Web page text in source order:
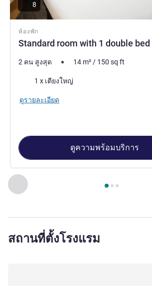
ก่อนหน้า - ห้องพัก
หน้า1 , ห้องพัก 1 : Standard room
ห้องพัก
Standard room with 1 double bed
8
2 คน สูงสุด 14 m²/ 150 sq ft
เครื่องนอน
1 x เตียงใหญ่
ดูรายละเอียด
ดูความพร้อมบริการ
สถานที่ตั้งโรงแรม